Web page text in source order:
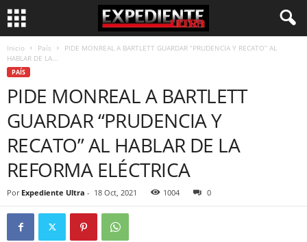
Inicio País
PIDE MONREAL A BARTLETT GUARDAR “PRUDENCIA Y RECATO” AL
HABLAR DE LA...
PAÍS
PIDE MONREAL A BARTLETT
GUARDAR “PRUDENCIA Y
RECATO” AL HABLAR DE LA
REFORMA ELÉCTRICA
Por Expediente Ultra - 18 Oct, 2021 1004 0